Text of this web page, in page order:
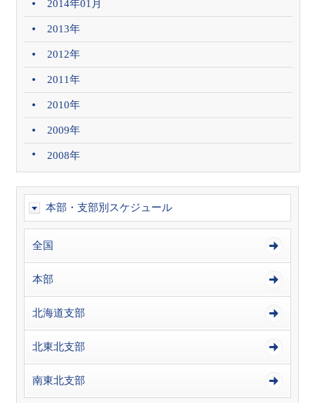
2014年01月
2013年
2012年
2011年
2010年
2009年
2008年
本部・支部別スケジュール
全国
本部
北海道支部
北東北支部
南東北支部